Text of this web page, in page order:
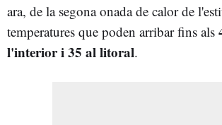
ara, de la segona onada de calor de
temperatures que poden arribar fins als
l'interior i 35 al litoral.